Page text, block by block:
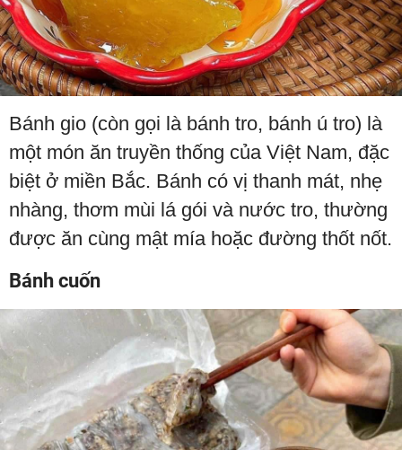
Bánh gio (còn gọi là bánh tro, bánh ú tro) là
một món ăn truyền thống của Việt Nam, đặc
biệt ở miền Bắc. Bánh có vị thanh mát, nhẹ
nhàng, thơm mùi lá gói và nước tro, thường
được ăn cùng mật mía hoặc đường thốt nốt.
Bánh cuốn